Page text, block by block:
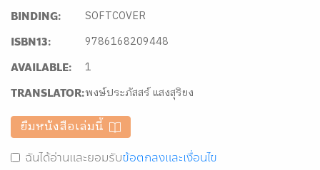
BINDING: SOFTCOVER
ISBN13: 9786168209448
AVAILABLE: 1
TRANSLATOR:พงษ์ประภัสสร์ แสงสุริยง
ยืมหนังสือเล่มนี้
ฉันได้อ่านและยอมรับข้อตกลงและเงื่อนไข